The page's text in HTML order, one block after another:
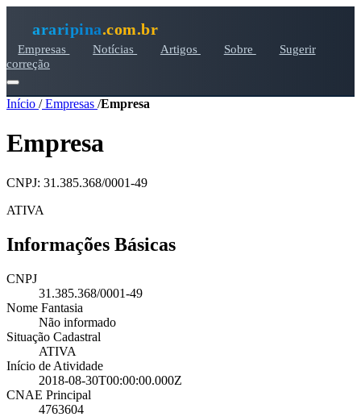
araripina.com.br
Empresas Notícias Artigos Sobre
Sugerir
correção
Início /Empresas /Empresa
Empresa
CNPJ: 31.385.368/0001-49
ATIVA
Informações Básicas
CNPJ
31.385.368/0001-49
Nome Fantasia
Não informado
Situação Cadastral
ATIVA
Início de Atividade
2018-08-30T00:00:00.000Z
CNAE Principal
4763604